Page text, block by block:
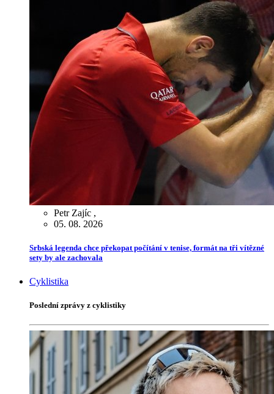
Petr Zajíc ,
05. 08. 2026
Srbská legenda chce překopat počítání v tenise, formát na tři vítězné
sety by ale zachovala
Cyklistika
Poslední zprávy z cyklistiky